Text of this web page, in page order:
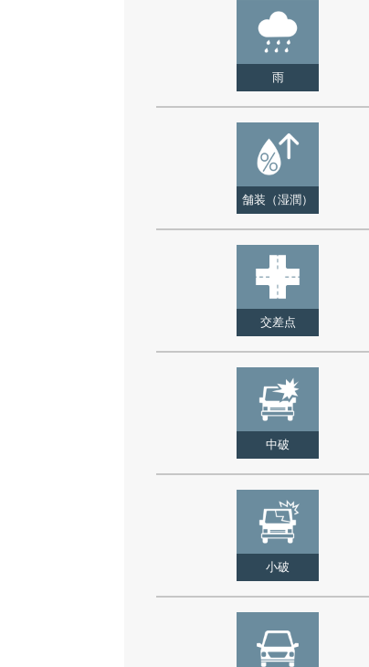
雨
舗装（湿潤）
交差点
中破
小破